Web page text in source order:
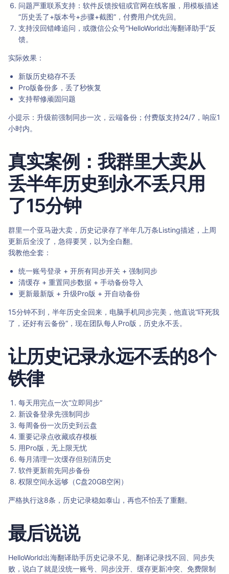
问题严重联系支持：软件反馈按钮或官网在线客服，用模板描述
“历史丢了+版本号+步骤+截图”，付费用户优先回。
支持没回错峰追问，或微信公众号“HelloWorld出海翻译助手”反
馈。
实际效果：
新版历史稳存不丢
Pro版备份多，丢了秒恢复
支持帮修顽固问题
小提示：升级前强制同步一次，云端备份；付费版支持24/7，响应1
小时内。
真实案例：我群里大卖从
丢半年历史到永不丢只用
了15分钟
群里一个亚马逊大卖，历史记录存了半年几万条Listing描述，上周
更新后全没了，急得要哭，以为全白翻。
我教他全套：
统一账号登录 + 开所有同步开关 + 强制同步
清缓存 + 重置同步数据 + 手动备份导入
更新最新版 + 升级Pro版 + 开自动备份
15分钟不到，半年历史全回来，电脑手机同步完美，他直说“吓死我
了，还好有云备份”，现在团队每人Pro版，历史永不丢。
让历史记录永远不丢的8个
铁律
每天用完点一次“立即同步”
新设备登录先强制同步
每周备份一次历史到云盘
重要记录点收藏或存模板
用Pro版，无上限无忧
每月清理一次缓存但别清历史
软件更新前先同步备份
权限空间永远够（C盘20GB空闲）
严格执行这8条，历史记录稳如泰山，再也不怕丢了重翻。
最后说说
HelloWorld出海翻译助手历史记录不见、翻译记录找不回、同步失
败，说白了就是没统一账号、同步没开、缓存更新冲突、免费限制